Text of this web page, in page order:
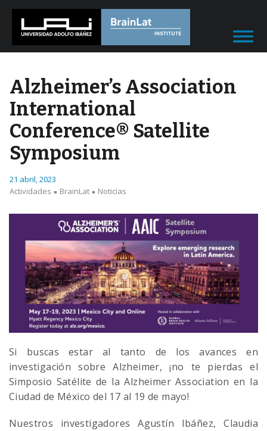
Alzheimer’s Association
International
Conference® Satellite
Symposium
21 abril, 2023
Actividades
BrainLat Noticias
Si buscas estar al tanto de los avances en
investigación sobre Alzheimer, ¡no te pierdas el
Simposio Satélite de la Alzheimer Association en la
Ciudad de México del 17 al 19 de mayo!
Nuestros investigadores Agustín Ibáñez, Claudia